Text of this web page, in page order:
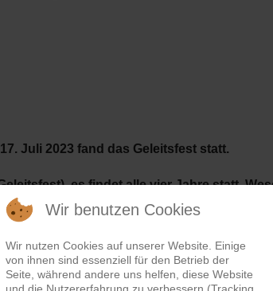
Juli 2023 fand das Geleitsfest statt.
es findet alle vier Jahre statt.
Es rührt aus einemTrinkbrauch, welchen
Geleitszügen zur Frankfurter Messe in
Wir benutzen Cookies
Wir nutzen Cookies auf unserer Website. Einige
von ihnen sind essenziell für den Betrieb der
Seite, während andere uns helfen, diese Website
und die Nutzererfahrung zu verbessern (Tracking